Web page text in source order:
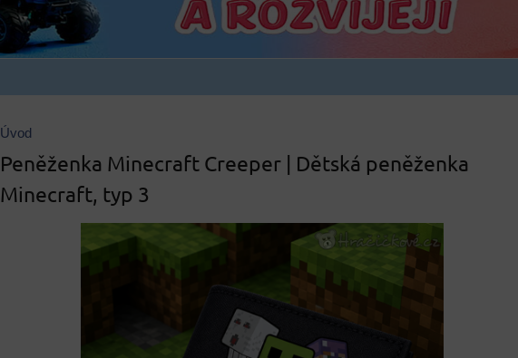
Úvod
Peněženka Minecraft Creeper | Dětská peněženka
Minecraft, typ 3